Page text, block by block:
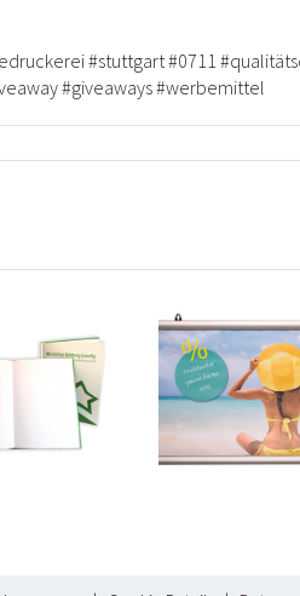
#stuttgart#0711 #
#giveaways#werbemittel
Größen
mit